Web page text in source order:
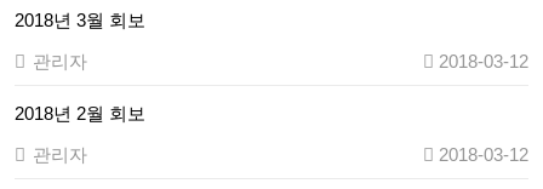
2018년 3월 회보
관리자
2018-03-12
2018년 2월 회보
관리자
2018-03-12